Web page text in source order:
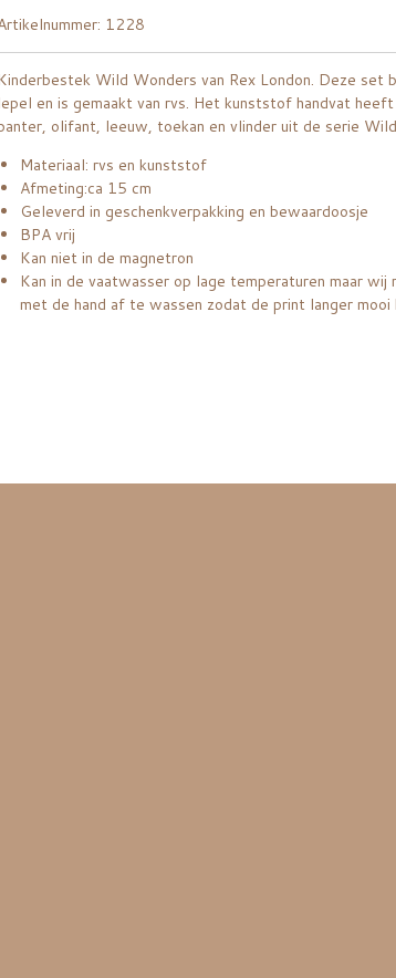
1228
Wild Wonders van Rex London. Deze set
en is gemaakt van rvs. Het kunststof handvat
olifant, leeuw, toekan en vlinder uit de serie
Materiaal: rvs en kunststof
Afmeting:ca 15 cm
Geleverd in geschenkverpakking en bewaardoosje
BPA vrij
Kan niet in de magnetron
Kan in de vaatwasser op lage temperaturen maar wij
met de hand af te wassen zodat de print langer